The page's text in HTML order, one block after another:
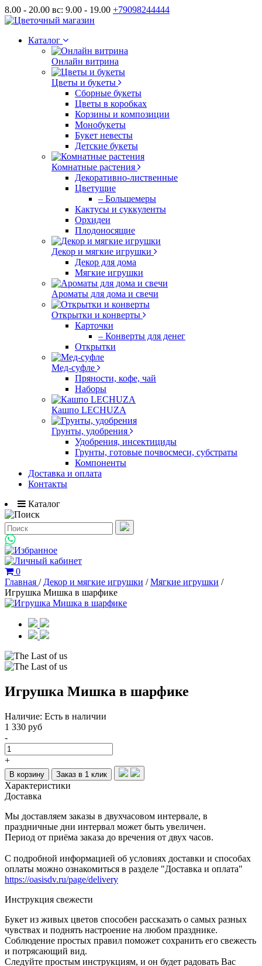
8.00 - 20.00 вс: 9.00 - 19.00 +79098244444
Каталог
Онлайн витрина
Цветы и букеты
Сборные букеты
Цветы в коробках
Корзины и композиции
Монобукеты
Букет невесты
Детские букеты
Комнатные растения
Декоративно-лиственные
Цветущие
– Большемеры
Кактусы и суккуленты
Орхидеи
Плодоносящие
Декор и мягкие игрушки
Декор для дома
Мягкие игрушки
Ароматы для дома и свечи
Открытки и конверты
Карточки
– Конверты для денег
Открытки
Мед-суфле
Пряности, кофе, чай
Наборы
Кашпо LECHUZA
Грунты, удобрения
Удобрения, инсектициды
Грунты, готовые почвосмеси, субстраты
Компоненты
Доставка и оплата
Контакты
Каталог
0
Главная / Декор и мягкие игрушки /Мягкие игрушки /
Игрушка Мишка в шарфике
Игрушка Мишка в шарфике
Наличие: Есть в наличии
1 330 руб
-
+
В корзину Заказ в 1 клик
Характеристики
Доставка
Мы доставляем заказы в двухчасовом интервале, в
праздничные дни интервал может быть увеличен.
Период от приёма заказа до вречения от двух часов.
С подробной информацией об условиях доставки и способах
оплаты можно ознакомиться в разделе "Доставка и оплата"
https://oasisdv.ru/page/delivery
Инструкция свежести
Букет из живых цветов способен рассказать о самых разных
чувствах и поднять настроение на любом празднике.
Соблюдение простых правил поможет сохранить его свежесть
и потрясающий вид.
Следуйте простым инструкциям, и он будет радовать Вас